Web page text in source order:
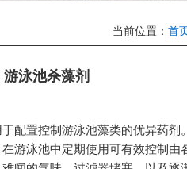
当前位置： 首
游泳池杀藻剂
配置控制游泳池藻类的优异药剂
游泳池中定期使用可有效控制由